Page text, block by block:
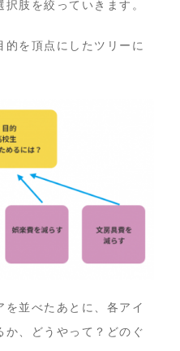
肢を絞っていきます。
的を頂点にしたツリーに
を並べたあとに、各アイ
か、どうやって？どのぐ